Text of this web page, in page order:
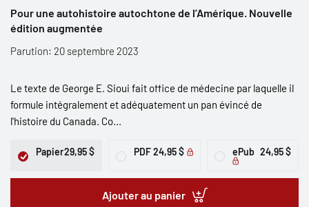
Pour une autohistoire autochtone de l’Amérique. Nouvelle
édition augmentée
Parution: 20 septembre 2023
Le texte de George E. Sioui fait office de médecine par laquelle il
formule intégralement et adéquatement un pan évincé de
l'histoire du Canada. Co...
Papier29,95 $ PDF 24,95 $ ePub 24,95 $
Ajouter au panier